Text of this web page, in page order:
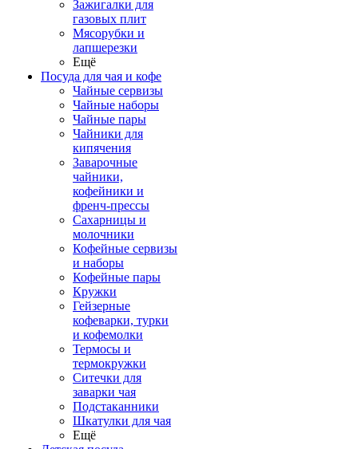
Зажигалки для
газовых плит
Мясорубки и
лапшерезки
Ещё
Посуда для чая и кофе
Чайные сервизы
Чайные наборы
Чайные пары
Чайники для
кипячения
Заварочные
чайники,
кофейники и
френч-прессы
Сахарницы и
молочники
Кофейные сервизы
и наборы
Кофейные пары
Кружки
Гейзерные
кофеварки, турки
и кофемолки
Термосы и
термокружки
Ситечки для
заварки чая
Подстаканники
Шкатулки для чая
Ещё